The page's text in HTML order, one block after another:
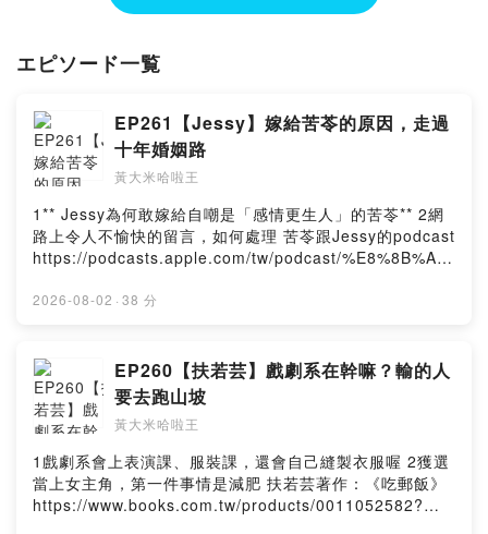
エピソード一覧
EP261【Jessy】嫁給苦苓的原因，走過
十年婚姻路
黃大米哈啦王
1** Jessy為何敢嫁給自嘲是「感情更生人」的苦苓** 2網
路上令人不愉快的留言，如何處理 苦苓跟Jessy的podcast
https://podcasts.apple.com/tw/podcast/%E8%8B%A6
%E6%8B%89/id1541094143 --Hosting provided by
2026-08-02 · 38 分
EP260【扶若芸】戲劇系在幹嘛？輸的人
要去跑山坡
黃大米哈啦王
1戲劇系會上表演課、服裝課，還會自己縫製衣服喔 2獲選
當上女主角，第一件事情是減肥 扶若芸著作：《吃郵飯》
https://www.books.com.tw/products/0011052582?